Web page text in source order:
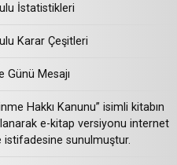
İstatistikleri
Karar Çeşitleri
Günü Mesajı
Hakkı Kanunu” isimli kitabın
e-kitap versiyonu internet
sunulmuştur.